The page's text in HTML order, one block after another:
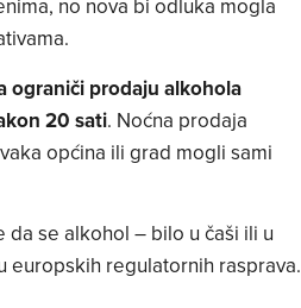
no nova bi odluka mogla
ograniči prodaju alkohola
20 sati. Noćna prodaja
općina ili grad mogli sami
da se alkohol – bilo u čaši ili u
europskih regulatornih rasprava.